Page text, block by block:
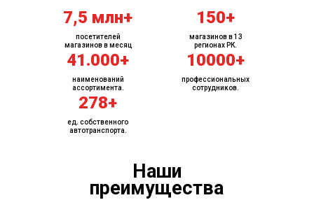
7,5 млн+
посетителей
магазинов в месяц
150+
магазинов в 13
регионах РК.
41.000+
наименований
ассортимента.
10000+
профессиональных
сотрудников.
278+
ед. собственного
автотранспорта.
Наши
преимуществa